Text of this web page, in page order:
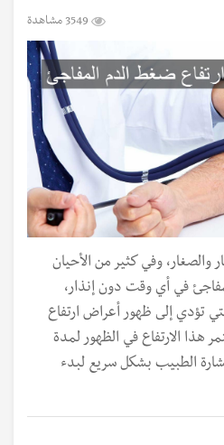
3549 مشاهدة
والصغار، وفي كثير من الأحيان
في أي وقت دون إنذار،
تؤدي إلى ظهور أعراض ارتفاع
هذا الارتفاع في الظهور لمدة
من استشارة الطبيب بشكل سريع لبدء